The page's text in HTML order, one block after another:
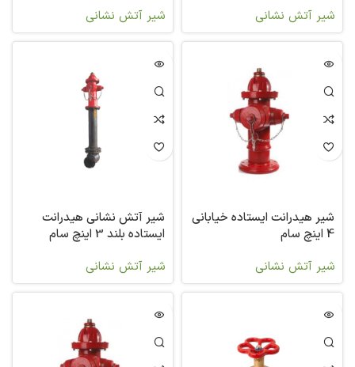
شیر آتش نشانی
شیر آتش نشانی
شیر هیدرانت ایستاده خیابانی
4 اینچ سام
شیر آتش نشانی
شیر آتش نشانی هیدرانت
ایستاده بلند 3 اینچ سام
شیر آتش نشانی